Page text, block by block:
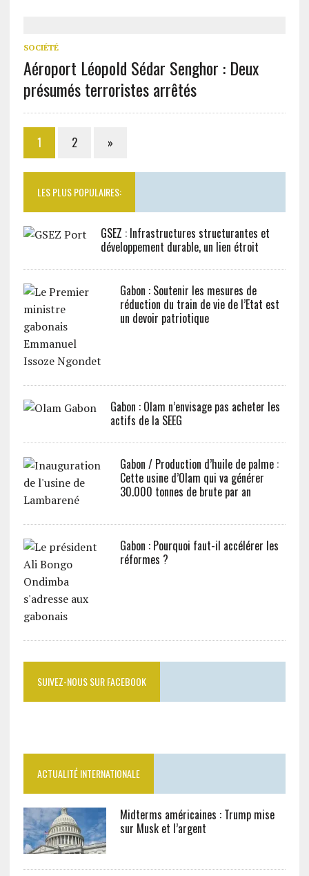
SOCIÉTÉ
Aéroport Léopold Sédar Senghor : Deux
présumés terroristes arrêtés
1 2 »
LES PLUS POPULAIRES:
GSEZ : Infrastructures structurantes et
développement durable, un lien étroit
Gabon : Soutenir les mesures de
réduction du train de vie de l’Etat est
un devoir patriotique
Gabon : Olam n’envisage pas acheter les
actifs de la SEEG
Gabon / Production d’huile de palme :
Cette usine d’Olam qui va générer
30.000 tonnes de brute par an
Gabon : Pourquoi faut-il accélérer les
réformes ?
SUIVEZ-NOUS SUR FACEBOOK
ACTUALITÉ INTERNATIONALE
Midterms américaines : Trump mise
sur Musk et l’argent